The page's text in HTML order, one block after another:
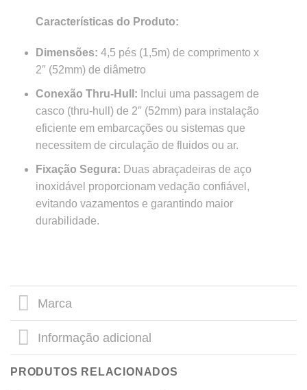
Características do Produto:
Dimensões: 4,5 pés (1,5m) de comprimento x
2″ (52mm) de diâmetro
Conexão Thru-Hull: Inclui uma passagem de
casco (thru-hull) de 2″ (52mm) para instalação
eficiente em embarcações ou sistemas que
necessitem de circulação de fluidos ou ar.
Fixação Segura: Duas abraçadeiras de aço
inoxidável proporcionam vedação confiável,
evitando vazamentos e garantindo maior
durabilidade.
Marca
Informação adicional
PRODUTOS RELACIONADOS